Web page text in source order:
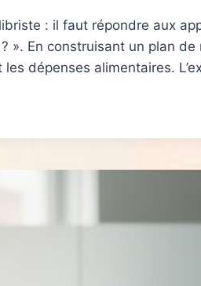
: il faut répondre aux
». En construisant un plan
dépenses alimentaires.